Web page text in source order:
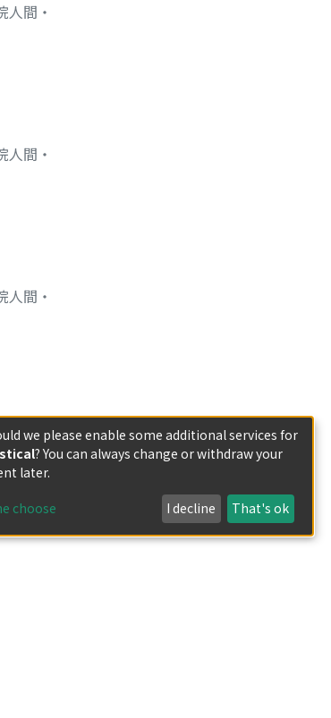
人間・
人間・
人間・
人間・
we please enable some additional services for
? You can always change or withdraw your
later.
choose I decline That's ok